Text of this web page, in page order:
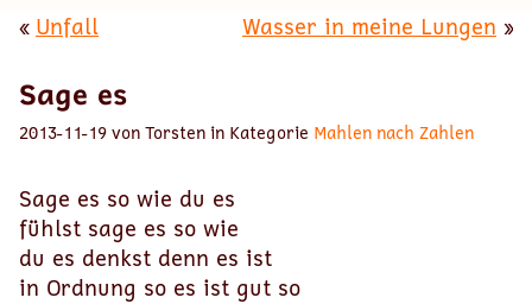
« Unfall Wasser in meine Lungen »
Sage es
2013-11-19 von Torsten in Kategorie Mahlen nach Zahlen
Sage es so wie du es
fühlst sage es so wie
du es denkst denn es ist
in Ordnung so es ist gut so